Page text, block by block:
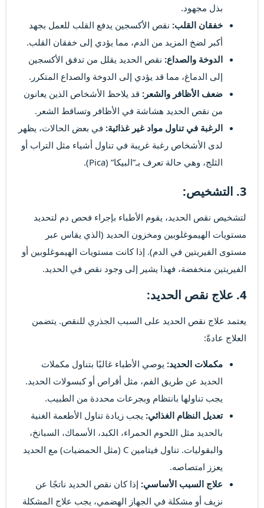
بذل مجهود.
خفقان القلب: نقص الأكسجين يدفع القلب للعمل بجهد
أكبر لضخ المزيد من الدم، مما يؤدي إلى خفقان القلب.
الدوخة والصداع: نقص الحديد يقلل من تدفق الأكسجين
إلى الدماغ، مما قد يؤدي إلى الدوخة والصداع المتكرر.
ضعف الأظافر والشعر: قد يلاحظ الأشخاص الذين يعانون
من نقص الحديد هشاشة في الأظافر وتساقط الشعر.
الرغبة في تناول مواد غير غذائية: في بعض الحالات، يظهر
لدى الأشخاص رغبة غريبة في تناول أشياء مثل التراب أو
الثلج، وهي حالة تعرف بـ”البيكا” (Pica).
3. التشخيص:
لتشخيص نقص الحديد، يقوم الأطباء بإجراء فحص دم لتحديد
مستويات الهيموغلوبين ومخزون الحديد (الذي يقاس عبر
مستوى الفيريتين في الدم). إذا كانت مستويات الهيموغلوبين أو
الفيريتين منخفضة، فهذا يشير إلى وجود نقص في الحديد.
4. علاج نقص الحديد:
يعتمد علاج نقص الحديد على السبب الجذري للنقص. يتضمن
العلاج عادةً:
مكملات الحديد: يوصي الأطباء غالبًا بتناول مكملات
الحديد عن طريق الفم، مثل أقراص أو كبسولات الحديد.
يجب تناولها بانتظام وبجرعات محددة من الطبيب.
تعديل النظام الغذائي: يجب زيادة تناول الأطعمة الغنية
بالحديد مثل اللحوم الحمراء، الكبد، الأسماك، السبانخ،
والبقوليات. تناول فيتامين C (مثل الحمضيات) مع الحديد
يعزز امتصاصه.
علاج السبب الأساسي: إذا كان نقص الحديد ناتجًا عن
نزيف أو مشكلة في الجهاز الهضمي، يجب علاج المشكلة